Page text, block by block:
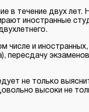
в течение двух
иностранные
числе и
пересдачу
не только
высоки не